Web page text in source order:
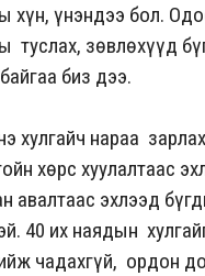
хүн, үнэндээ бол.
туслах, зөвлөхүүд
биз дээ.
хулгайч нараа
хөрс хуулалтаас
авалтаас эхлээд
40 их наядын
чадахгүй, ордон